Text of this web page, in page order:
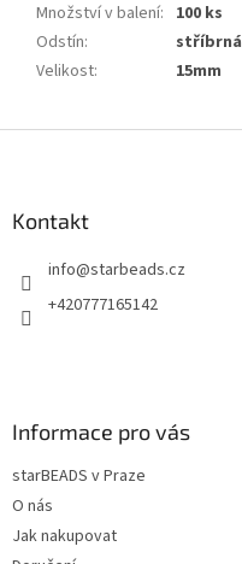
Množství v balení: 100 ks
Odstín:
stříbrná
Velikost: 15mm
Kontakt
info@starbeads.cz
+420777165142
Informace pro vás
starBEADS v Praze
O nás
Jak nakupovat